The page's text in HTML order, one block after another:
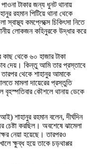
টাকার জন্য ধুনট থানায়
রহমান পিটিয়ে থানা থেকে
কমপ্লেক্সে চিকিৎসা নিতে
লোকজন কহিনুরকে উদ্ধার করে
থেকে ৬০ হাজার টাকা
দেয়। কিন্তু আমি তার প্রস্তাবে
থেকে শাহানুর আমাকে
মামলা দায়েরের প্রস্তুতি
বৃহস্পতিবার কৌশলে থানায় ডেকে
শাহানুর রহমান বলেন, দীর্ঘদিন
চেষ্টা করছিল। অবশেষে ঝামেলা
নেয়া হয়েছে। তারপরও
ক্ষুব্ধ হয়ে তাকে চড়থাপ্পর